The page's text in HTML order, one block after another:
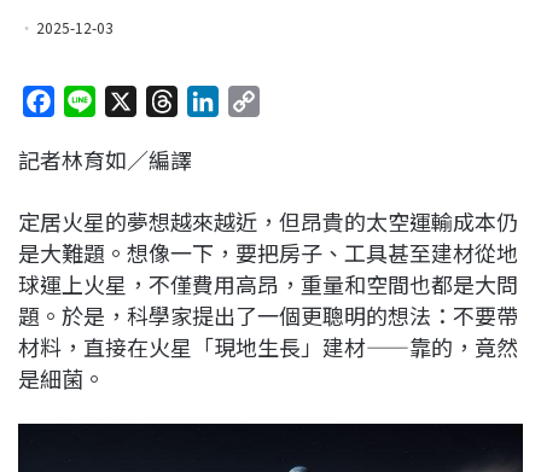
2025-12-03
c
b
o
o
k
n
r
a
d
s
e
d
I
n
L
i
n
k
記者林育如／編譯
定居火星的夢想越來越近，但昂貴的太空運輸成本仍
是大難題。想像一下，要把房子、工具甚至建材從地
球運上火星，不僅費用高昂，重量和空間也都是大問
題。於是，科學家提出了一個更聰明的想法：不要帶
材料，直接在火星「現地生長」建材——靠的，竟然
是細菌。